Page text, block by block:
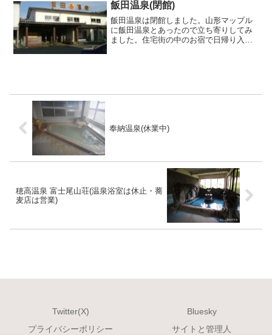
を開始した「...
飯田温泉(閉館)
飯田温泉は閉館しました。山形マップル
に飯田温泉とあったので立ち寄りしてみ
ました。住宅街の中のお宿で日帰り入湯
奉納温泉(休業中)
穂高温泉 富士尾山荘(温泉浴室は休止・蕎
麦店は営業)
Twitter(X)
Bluesky
プライバシーポリシー
サイトと管理人